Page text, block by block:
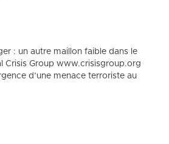
: un autre maillon faible dans le
Crisis Group www.crisisgroup.org
d’une menace terroriste au